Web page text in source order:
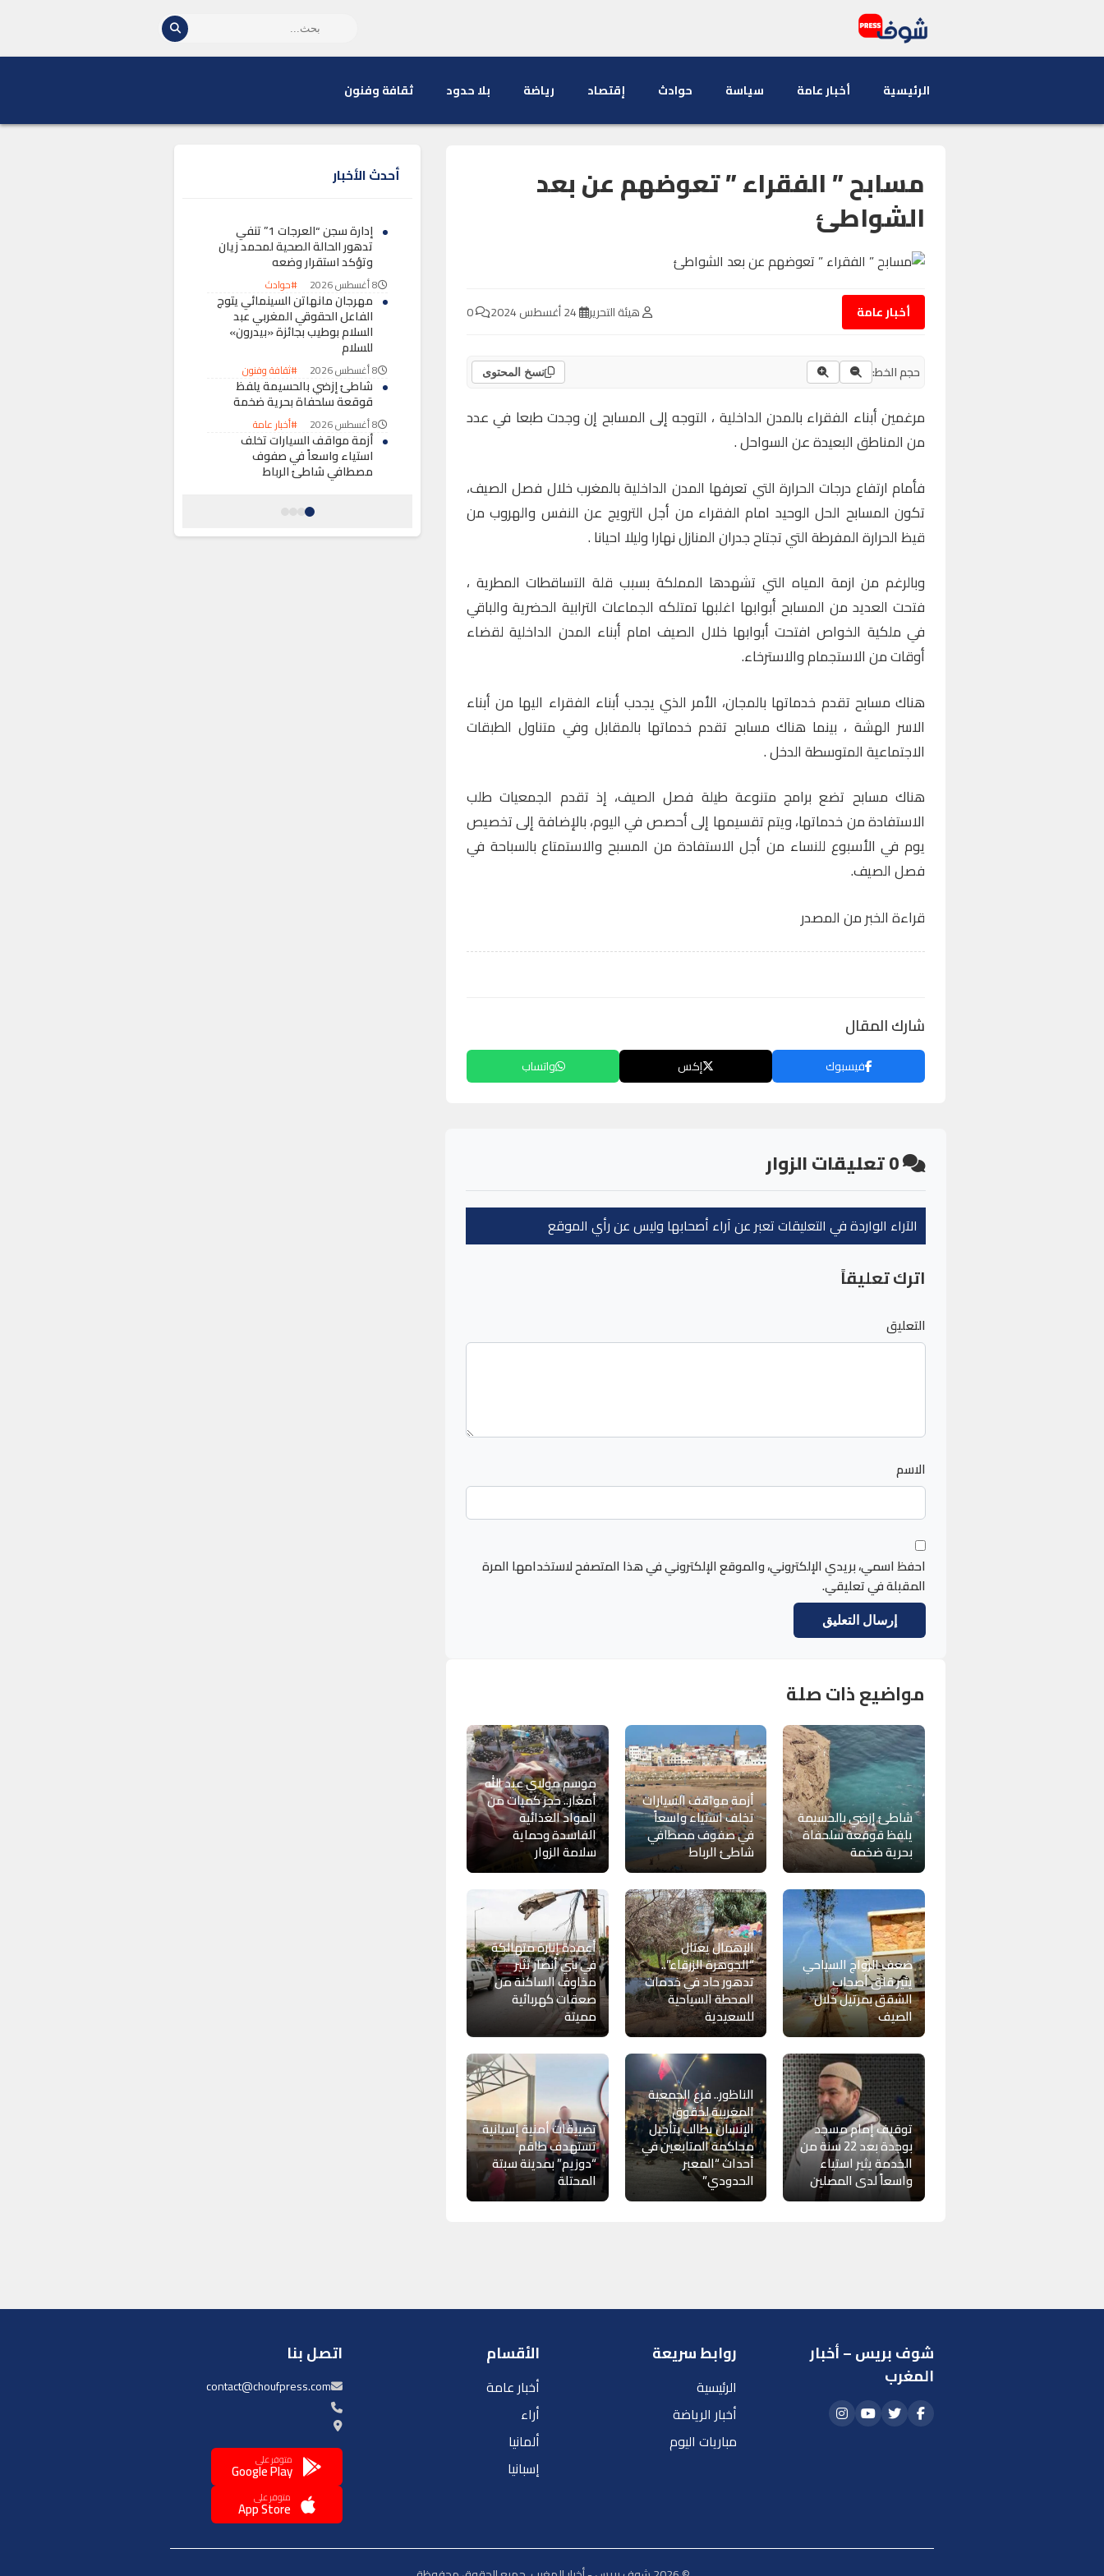
الرئيسية أخبار عامة سياسة حوادث إقتصاد رياضة بلا حدود ثقافة وفنون
مسابح ” الفقراء ” تعوضهم عن بعد
الشواطئ
أخبار عامة هيئة التحرير
حجم الخط: نسخ المحتوى
مرغمين أبناء الفقراء بالمدن الداخلية ، التوجه إلى المسابح إن وجدت طبعا في عدد
من المناطق البعيدة عن السواحل .
فأمام ارتفاع درجات الحرارة التي تعرفها المدن الداخلية بالمغرب خلال فصل الصيف،
تكون المسابح الحل الوحيد امام الفقراء من أجل الترويج عن النفس والهروب من
قيظ الحرارة المفرطة التي تجتاح جدران المنازل نهارا وليلا احيانا .
وبالرغم من ازمة المياه التي تشهدها المملكة بسبب قلة التساقطات المطرية ،
فتحت العديد من المسابح أبوابها اغلبها تمتلكه الجماعات الترابية الحضرية والباقي
في ملكية الخواص افتحت أبوابها خلال الصيف امام أبناء المدن الداخلية لقضاء
أوقات من الاستجمام والاسترخاء.
هناك مسابح تقدم خدماتها بالمجان، الأمر الذي يجدب أبناء الفقراء اليها من أبناء
الاسر الهشة ، بينما هناك مسابح تقدم خدماتها بالمقابل وفي متناول الطبقات
الاجتماعية المتوسطة الدخل .
هناك مسابح تضع برامج متنوعة طيلة فصل الصيف، إذ تقدم الجمعيات طلب
الاستفادة من خدماتها، ويتم تقسيمها إلى أحصص في اليوم، بالإضافة إلى تخصيص
يوم في الأسبوع للنساء من أجل الاستفادة من المسبح والاستمتاع بالسباحة في
فصل الصيف.
قراءة الخبر من المصدر
شارك المقال
فيسبوك إكس واتساب
0تعليقات الزوار
الآراء الواردة في التعليقات تعبر عن آراء أصحابها وليس عن رأي الموقع
اترك تعليقاً
التعليق
الاسم
احفظ اسمي، بريدي الإلكتروني، والموقع الإلكتروني في هذا المتصفح لاستخدامها المرة
المقبلة في تعليقي.
مواضيع ذات صلة
شاطئ إزضي بالحسيمة
يلفظ قوقعة سلحفاة
بحرية ضخمة
أزمة مواقف السيارات
تخلف استياء واسعاً
في صفوف مصطافي
شاطئ الرباط
موسم مولاي عبد الله
أمغار.. حجز كميات من
المواد الغذائية
الفاسدة وحماية
سلامة الزوار
ضعف الرواج السياحي
يثير قلق أصحاب
الشقق بمرتيل خلال
الصيف
الإهمال يغتال
“الجوهرة الزرقاء”..
تدهور حاد في خدمات
المحطة السياحية
للسعيدية
أعمدة إنارة متهالكة
في بني أنصار تثير
مخاوف الساكنة من
صعقات كهربائية
مميتة
توقيف إمام مسجد
بوجدة بعد 22 سنة من
الخدمة يثير استياء
واسعاً لدى المصلين
الناظور.. فرع الجمعية
المغربية لحقوق
الإنسان يطالب بتأجيل
محاكمة المتابعين في
أحداث “المعبر
الحدودي”
تضييقات أمنية إسبانية
تستهدف طاقم
“دوزيم” بمدينة سبتة
المحتلة
أحدث الأخبار
إدارة سجن “العرجات 1” تنفي
تدهور الحالة الصحية لمحمد زيان
وتؤكد استقرار وضعه
8 أغسطس 2026 #حوادث
مهرجان مانهاتن السينمائي يتوج
الفاعل الحقوقي المغربي عبد
السلام بوطيب بجائزة «بيدرون»
للسلام
8 أغسطس 2026 #ثقافة وفنون
شاطئ إزضي بالحسيمة يلفظ
قوقعة سلحفاة بحرية ضخمة
8 أغسطس 2026 #أخبار عامة
أزمة مواقف السيارات تخلف
استياء واسعاً في صفوف
مصطافي شاطئ الرباط
حادث سير مأساوي يحول حفل
شوف بريس – أخبار
المغرب
روابط سريعة
الرئيسية
أخبار الرياضة
مباريات اليوم
الأقسام
أخبار عامة
أراء
ألمانيا
إسبانيا
اتصل بنا
contact@choufpress.com
متوفر على
Google Play
متوفر على
App Store